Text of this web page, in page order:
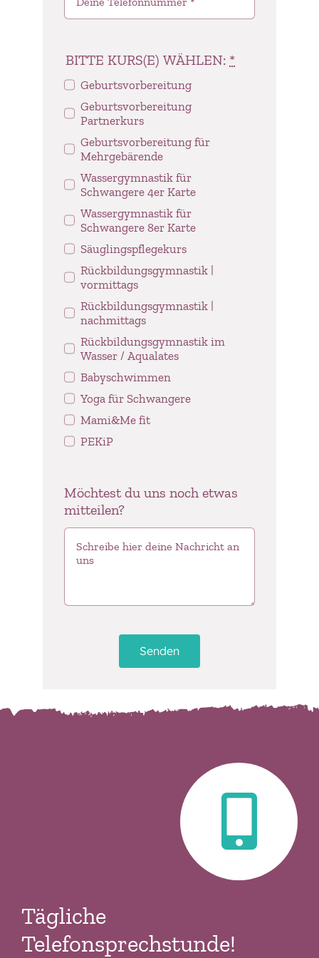
BITTE KURS(E) WÄHLEN: *
Geburtsvorbereitung
Geburtsvorbereitung
Partnerkurs
Geburtsvorbereitung für
Mehrgebärende
Wassergymnastik für
Schwangere 4er Karte
Wassergymnastik für
Schwangere 8er Karte
Säuglingspflegekurs
Rückbildungsgymnastik |
vormittags
Rückbildungsgymnastik |
nachmittags
Rückbildungsgymnastik im
Wasser / Aqualates
Babyschwimmen
Yoga für Schwangere
Mami&Me fit
PEKiP
Möchtest du uns noch etwas
mitteilen?
Senden
Tägliche
Telefonsprechstunde!